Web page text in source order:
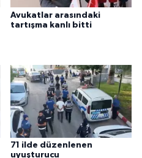
Avukatlar arasındaki
tartışma kanlı bitti
71 ilde düzenlenen
uyuşturucu